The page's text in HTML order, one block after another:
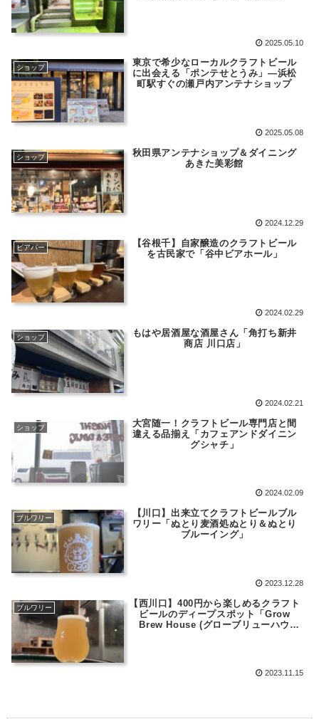
2025.05.10
ショップ
東京で希少なローカルクラフトビール
に出会える「ポンテせとうみ」―浜松
町駅すぐの瀬戸内アンテナショップ
2025.05.08
ショップ
秋田県アンテナショップ＆ダイニング
あきた美彩館
2024.12.29
ビアバー
【谷根千】自家醸造のクラフトビール
を古民家で「谷中ビアホール」
2024.02.29
ショップ
もはや居酒屋な酒屋さん「角打ち新井
商店 川口店」
2024.02.21
ショップ
大宮随一！クラフトビール専門店と間
違える品揃え「カフェアンドダイニン
グシャチ」
2024.02.09
ブルワリー
【川口】出来立てクラフトビールブル
ワリー「ぬとり麦酒処ぬとり＆ぬとり
ブルーイング」
2023.12.28
ブルワリー
【西川口】400円から楽しめるクラフト
ビールのディープスポット「Grow
Brew House (グローブリューハウ
2023.11.15